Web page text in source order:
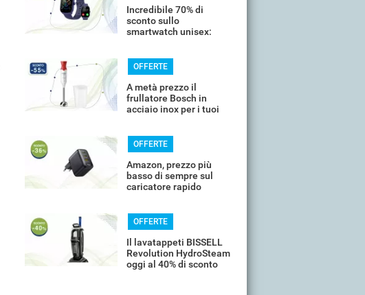
Incredibile 70% di
sconto sullo
smartwatch unisex:
OFFERTE
A metà prezzo il
frullatore Bosch in
acciaio inox per i tuoi
OFFERTE
Amazon, prezzo più
basso di sempre sul
caricatore rapido
OFFERTE
Il lavatappeti BISSELL
Revolution HydroSteam
oggi al 40% di sconto